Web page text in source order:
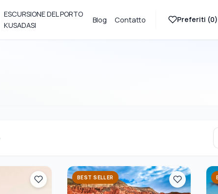
ESCURSIONE DEL PORTO
KUSADASI
Blog Contatto Preferiti (0)
BEST SELLER